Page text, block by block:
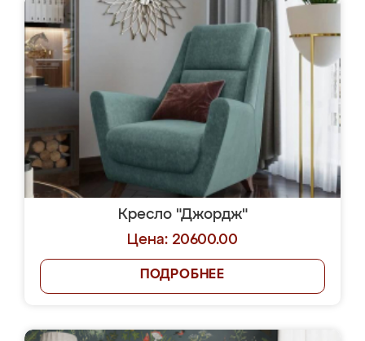
Кресло "Джордж"
Цена: 20600.00
ПОДРОБНЕЕ